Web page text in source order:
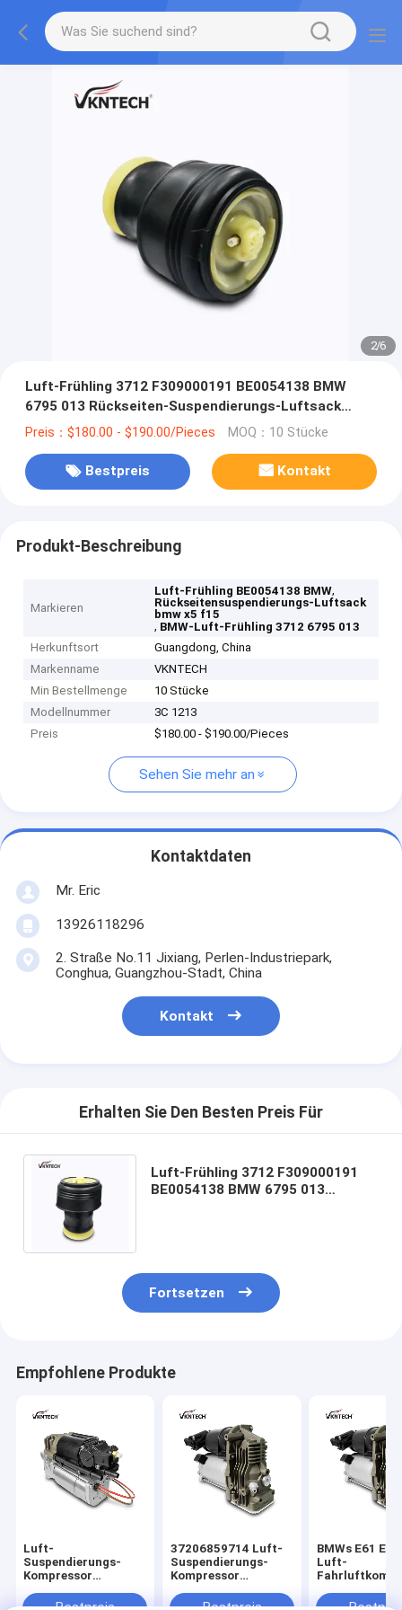
2/6
Luft-Frühling 3712 F309000191 BE0054138 BMW
6795 013 Rückseiten-Suspendierungs-Luftsack
BMWs X5 F15
Preis：$180.00 - $190.00/Pieces MOQ：10 Stücke
Bestpreis Kontakt
Produkt-Beschreibung
Markieren
Luft-Frühling BE0054138 BMW,
Rückseitensuspendierungs-Luftsack
bmw x5 f15
, BMW-Luft-Frühling 3712 6795 013
Herkunftsort
Guangdong, China
Markenname
VKNTECH
Min Bestellmenge
10 Stücke
Modellnummer
3C 1213
Preis
$180.00 - $190.00/Pieces
Sehen Sie mehr an
Kontaktdaten
Mr. Eric
13926118296
2. Straße No.11 Jixiang, Perlen-Industriepark,
Conghua, Guangzhou-Stadt, China
Kontakt
Erhalten Sie Den Besten Preis Für
Luft-Frühling 3712 F309000191
BE0054138 BMW 6795 013
Fortsetzen
Empfohlene Produkte
Luft-
Suspendierungs-
Kompressor
37206864215 Soems
37206859714 Luft-
Suspendierungs-
Kompressor
37226775479 BMWs
BMWs E61
Luft-
37206792855